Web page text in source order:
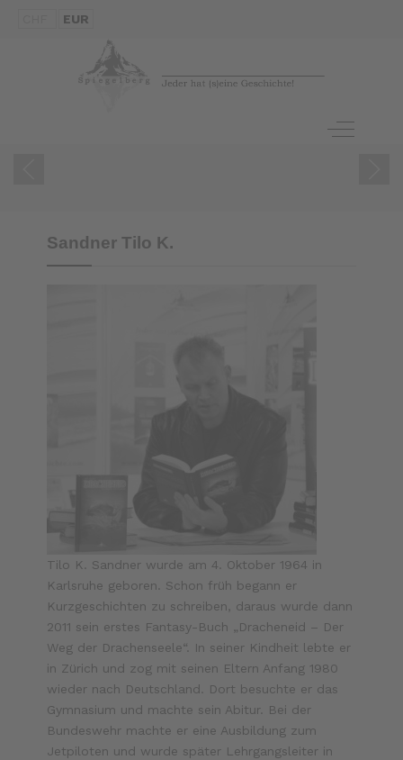
EUR
Off-
Sandner Tilo K.
Tilo K. Sandner wurde am 4. Oktober 1964 in
Karlsruhe geboren. Schon früh begann er
Kurzgeschichten zu schreiben, daraus wurde dann
2011 sein erstes Fantasy-Buch „Dracheneid – Der
Weg der Drachenseele“. In seiner Kindheit lebte er
in Zürich und zog mit seinen Eltern Anfang 1980
wieder nach Deutschland. Dort besuchte er das
Gymnasium und machte sein Abitur. Bei der
Bundeswehr machte er eine Ausbildung zum
Jetpiloten und wurde später Lehrgangsleiter in